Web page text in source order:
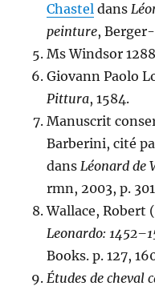
Chastel dans
peinture,
Ms Windsor
Giovann Paolo
Pittura, 1584.
Manuscrit
Barberini, cité
dansLéonard de
rmn, 2003, p.
Wallace, Robert
Leonardo:
Books. p. 127,
Études de cheval